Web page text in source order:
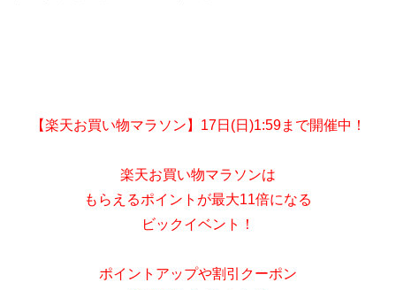
【楽天お買い物マラソン】17日(日)1:59まで開催中！
楽天お買い物マラソンは
もらえるポイントが最大11倍になる
ビックイベント！
ポイントアップや割引クーポン